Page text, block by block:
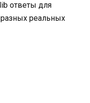
ответы для
реальных